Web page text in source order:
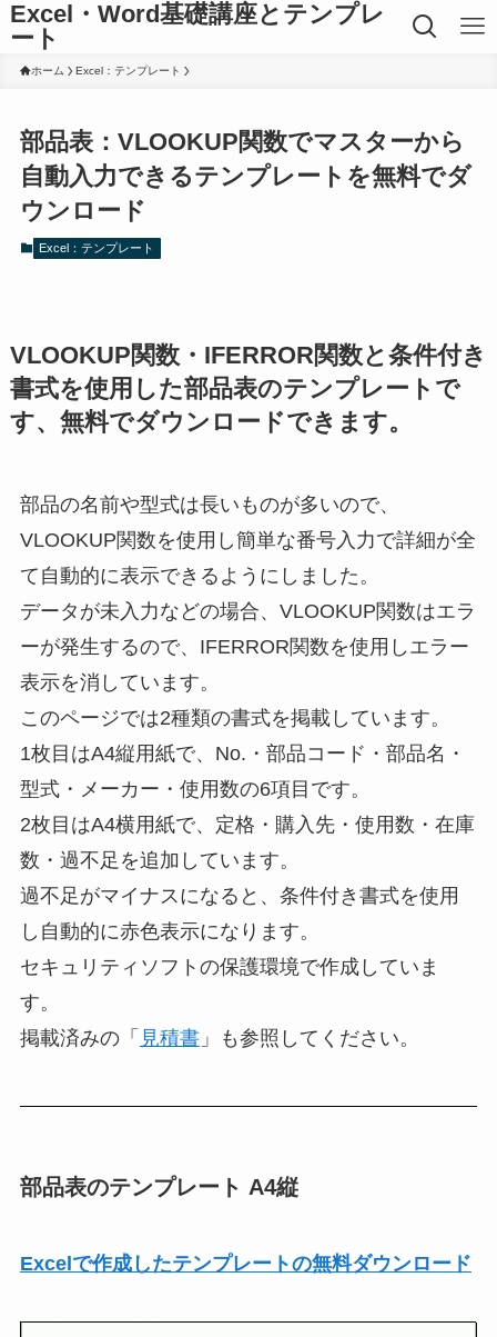
Excel・Word基礎講座とテンプレ
ート
ホーム Excel：テンプレート
部品表：VLOOKUP関数でマスターから
自動入力できるテンプレートを無料でダ
ウンロード
Excel：テンプレート
VLOOKUP関数・IFERROR関数と条件付き
書式を使用した部品表のテンプレートで
す、無料でダウンロードできます。
部品の名前や型式は長いものが多いので、
VLOOKUP関数を使用し簡単な番号入力で詳細が全
て自動的に表示できるようにしました。
データが未入力などの場合、VLOOKUP関数はエラ
ーが発生するので、IFERROR関数を使用しエラー
表示を消しています。
このページでは2種類の書式を掲載しています。
1枚目はA4縦用紙で、No.・部品コード・部品名・
型式・メーカー・使用数の6項目です。
2枚目はA4横用紙で、定格・購入先・使用数・在庫
数・過不足を追加しています。
過不足がマイナスになると、条件付き書式を使用
し自動的に赤色表示になります。
セキュリティソフトの保護環境で作成していま
す。
掲載済みの「 見積書」も参照してください。
部品表のテンプレート A4縦
Excelで作成したテンプレートの無料ダウンロード